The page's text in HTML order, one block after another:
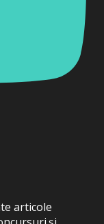
articole